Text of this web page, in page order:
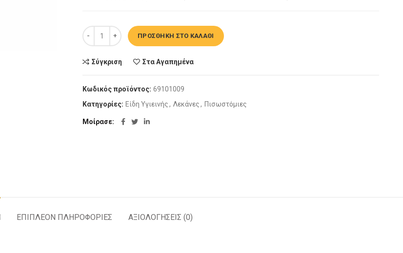
Λεκάνη Πισωστόμια Rubi Rimless Λευκή ποσότητα
ΠΡΟΣΘΉΚΗ ΣΤΟ ΚΑΛΆΘΙ
Σύγκριση Στα Αγαπημένα
Κωδικός προϊόντος: 69101009
Κατηγορίες: Είδη Υγιεινής, Λεκάνες, Πισωστόμιες
Μοίρασε
ΕΠΙΠΛΈΟΝ ΠΛΗΡΟΦΟΡΊΕΣ ΑΞΙΟΛΟΓΉΣΕΙΣ (0)